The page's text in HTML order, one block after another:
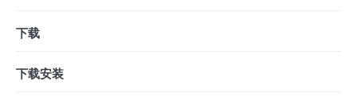
下载
下载安装